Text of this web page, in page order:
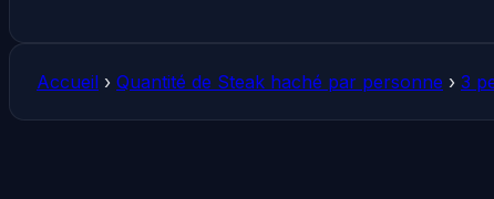
Accueil › Quantité de Steak haché par personne › 3